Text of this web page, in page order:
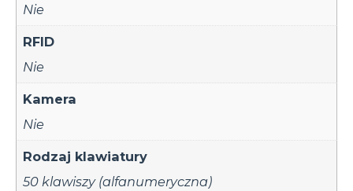
Nie
RFID
Nie
Kamera
Nie
Rodzaj klawiatury
50 klawiszy (alfanumeryczna)